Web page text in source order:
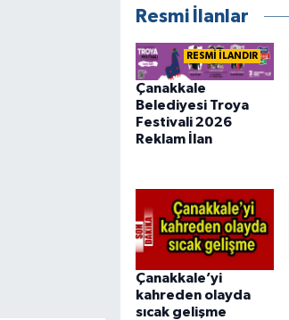
Resmi İlanlar
RESMİ İLANDIR
Çanakkale
Belediyesi Troya
Festivali 2026
Reklam İlan
Çanakkale’yi
kahreden olayda
sıcak gelişme